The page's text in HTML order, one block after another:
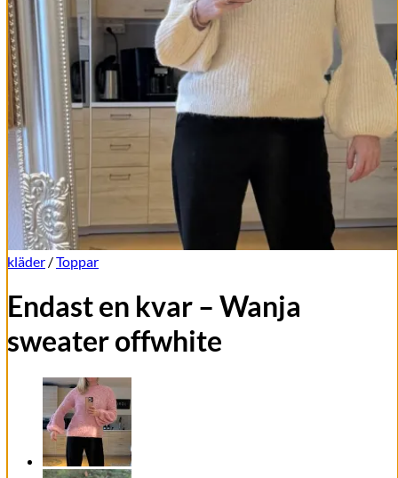
kläder /Toppar
Endast en kvar – Wanja
sweater offwhite